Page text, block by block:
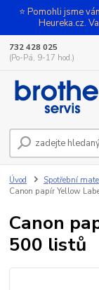
⭐ Pomohli jsme
Heureka.cz.
732 428 025
(Po-Pá, 9-17 hod.)
Úvod Spotřební
Canon papír Yellow
Canon
500 listů